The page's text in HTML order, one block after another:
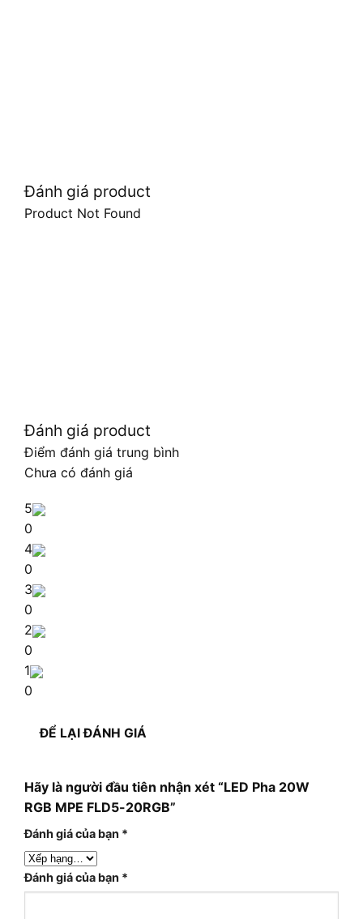
Đánh giá product
Product Not Found
Đánh giá product
Điểm đánh giá trung bình
Chưa có đánh giá
5
0
4
0
3
0
2
0
1
0
ĐỂ LẠI ĐÁNH GIÁ
Hãy là người đầu tiên nhận xét “LED Pha 20W
RGB MPE FLD5-20RGB”
Đánh giá của bạn *
Đánh giá của bạn *